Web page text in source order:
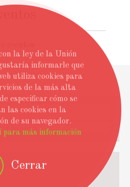
Cerrar
la ley de la Unión
informarle que
utiliza cookies para
de la más alta
especificar cómo se
las cookies en la
de su navegador.
para más información
eventos
design services